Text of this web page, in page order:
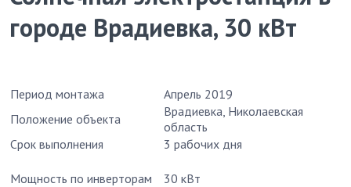
городе Врадиевка, 30 кВт
Период монтажа
Апрель 2019
Положение объекта
Врадиевка, Николаевская
область
Срок выполнения
3 рабочих дня
Мощность по инверторам
30 кВт